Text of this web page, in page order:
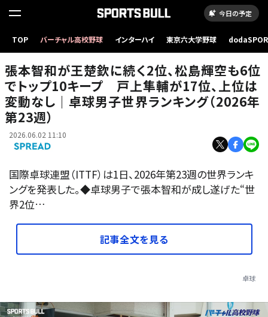
今日の予定
TOP バーチャル高校野球 インターハイ 東京六大学野球
張本智和が王楚欽に続く2位、松島輝空も6位
でトップ10キープ 戸上隼輔が17位、上位は
変動なし｜卓球男子世界ランキング（2026年
第23週）
2026.06.02 11:10
国際卓球連盟（ITTF）は1日、2026年第23週の世界ランキ
ングを発表した。◆卓球男子で張本智和が成し遂げた“世
界2位…
記事全文を見る
卓球